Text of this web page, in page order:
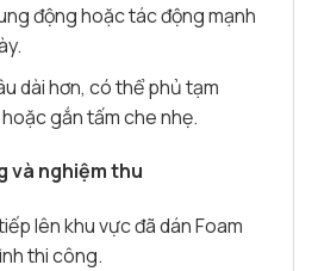
động hoặc tác động mạnh
dài hơn, có thể phủ tạm
gắn tấm che nhẹ.
và nghiệm thu
lên khu vực đã dán Foam
thi công.